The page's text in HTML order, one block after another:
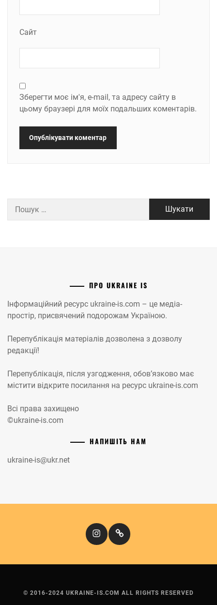
Сайт
Зберегти моє ім'я, e-mail, та адресу сайту в
цьому браузері для моїх подальших коментарів.
ПРО UKRAINE IS
Інформаційний ресурс ukraine-is.com – це медіа-
простір, присвячений подорожам Україною.
Перепублікація матеріалів дозволена з дозволу
редакції!
Перепублікація, після узгодження, обов’язково має
містити відкрите посилання на ресурс ukraine-is.com
Всі права захищено
©ukraine-is.com
НАПИШІТЬ НАМ
ukraine-is@ukr.net
InstagramКіномандри
© 2016-2024 UKRAINE-IS.COM ALL RIGHTS RESERVED